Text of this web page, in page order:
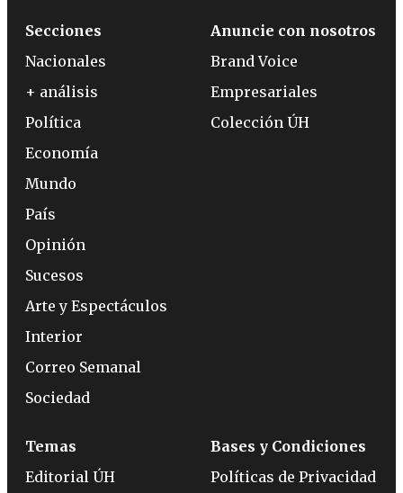
Secciones
Nacionales
+ análisis
Política
Economía
Mundo
País
Opinión
Sucesos
Arte y Espectáculos
Interior
Correo Semanal
Sociedad
Anuncie con nosotros
Brand Voice
Empresariales
Colección ÚH
Temas
Editorial ÚH
Bases y Condiciones
Políticas de Privacidad